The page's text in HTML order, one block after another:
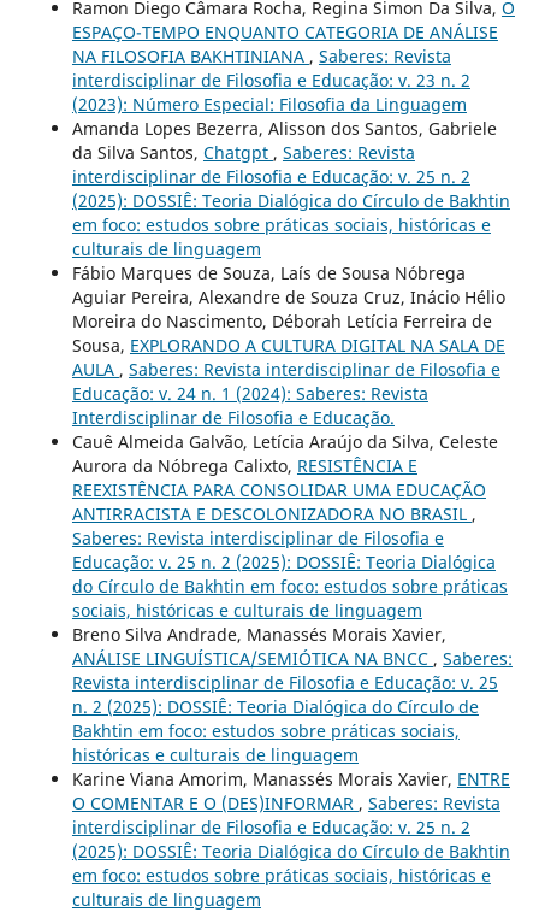
Ramon Diego Câmara Rocha, Regina Simon Da Silva, O
ESPAÇO-TEMPO ENQUANTO CATEGORIA DE ANÁLISE
NA FILOSOFIA BAKHTINIANA , Saberes: Revista
interdisciplinar de Filosofia e Educação: v. 23 n. 2
(2023): Número Especial: Filosofia da Linguagem
Amanda Lopes Bezerra, Alisson dos Santos, Gabriele
da Silva Santos, Chatgpt , Saberes: Revista
interdisciplinar de Filosofia e Educação: v. 25 n. 2
(2025): DOSSIÊ: Teoria Dialógica do Círculo de Bakhtin
em foco: estudos sobre práticas sociais, históricas e
culturais de linguagem
Fábio Marques de Souza, Laís de Sousa Nóbrega
Aguiar Pereira, Alexandre de Souza Cruz, Inácio Hélio
Moreira do Nascimento, Déborah Letícia Ferreira de
Sousa, EXPLORANDO A CULTURA DIGITAL NA SALA DE
AULA , Saberes: Revista interdisciplinar de Filosofia e
Educação: v. 24 n. 1 (2024): Saberes: Revista
Interdisciplinar de Filosofia e Educação.
Cauê Almeida Galvão, Letícia Araújo da Silva, Celeste
Aurora da Nóbrega Calixto, RESISTÊNCIA E
REEXISTÊNCIA PARA CONSOLIDAR UMA EDUCAÇÃO
ANTIRRACISTA E DESCOLONIZADORA NO BRASIL ,
Saberes: Revista interdisciplinar de Filosofia e
Educação: v. 25 n. 2 (2025): DOSSIÊ: Teoria Dialógica
do Círculo de Bakhtin em foco: estudos sobre práticas
sociais, históricas e culturais de linguagem
Breno Silva Andrade, Manassés Morais Xavier,
ANÁLISE LINGUÍSTICA/SEMIÓTICA NA BNCC , Saberes:
Revista interdisciplinar de Filosofia e Educação: v. 25
n. 2 (2025): DOSSIÊ: Teoria Dialógica do Círculo de
Bakhtin em foco: estudos sobre práticas sociais,
históricas e culturais de linguagem
Karine Viana Amorim, Manassés Morais Xavier, ENTRE
O COMENTAR E O (DES)INFORMAR , Saberes: Revista
interdisciplinar de Filosofia e Educação: v. 25 n. 2
(2025): DOSSIÊ: Teoria Dialógica do Círculo de Bakhtin
em foco: estudos sobre práticas sociais, históricas e
culturais de linguagem